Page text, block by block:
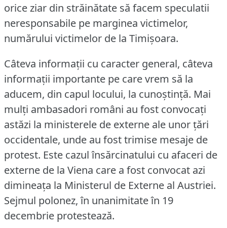
orice ziar din străinătate să facem speculatii
neresponsabile pe marginea victimelor,
numărului victimelor de la Timişoara.
Câteva informaţii cu caracter general, câteva
informaţii importante pe care vrem să la
aducem, din capul locului, la cunoştinţă. Mai
mulţi ambasadori români au fost convocaţi
astăzi la ministerele de externe ale unor ţări
occidentale, unde au fost trimise mesaje de
protest. Este cazul însărcinatului cu afaceri de
externe de la Viena care a fost convocat azi
dimineaţa la Ministerul de Externe al Austriei.
Sejmul polonez, în unanimitate în 19
decembrie protestează.